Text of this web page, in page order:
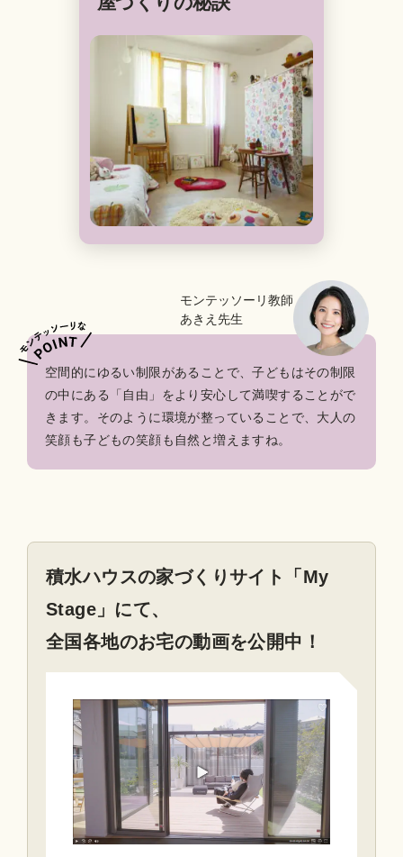
モンテッソーリ教師
あきえ先生
空間的にゆるい制限があることで、子どもはその制限
の中にある「自由」をより安心して満喫することがで
きます。そのように環境が整っていることで、大人の
笑顔も子どもの笑顔も自然と増えますね。
積水ハウスの家づくりサイト「My
Stage」にて、
全国各地のお宅の動画を公開中！